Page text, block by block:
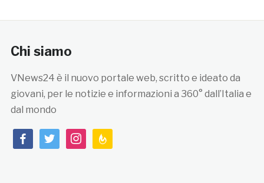
Chi siamo
VNews24 è il nuovo portale web, scritto e ideato da
giovani, per le notizie e informazioni a 360° dall’Italia e
dal mondo
facebooktwitterinstagramfeedburner